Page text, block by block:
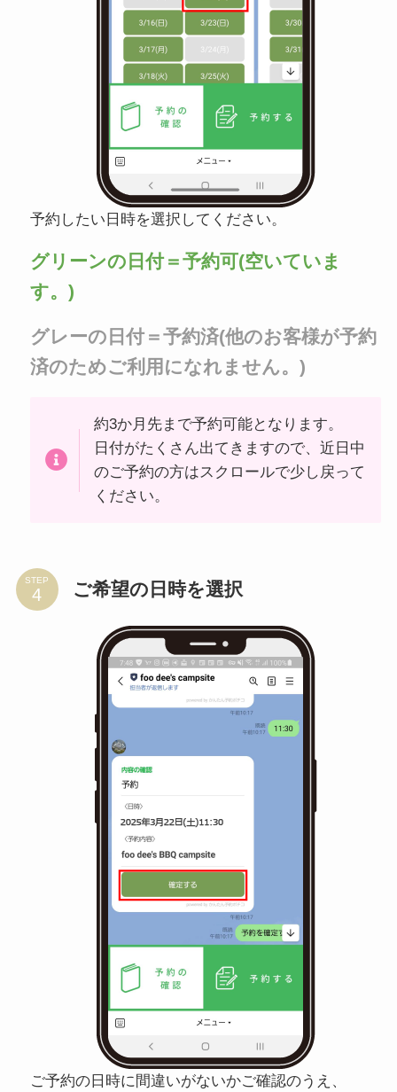
予約したい日時を選択してください。
グリーンの日付＝予約可(空いていま
す。)
グレーの日付＝予約済(他のお客様が予約
済のためご利用になれません。)
約3か月先まで予約可能となります。
日付がたくさん出てきますので、近日中
のご予約の方はスクロールで少し戻って
ください。
STEP ご希望の日時を選択
ご予約の日時に間違いがないかご確認のうえ、